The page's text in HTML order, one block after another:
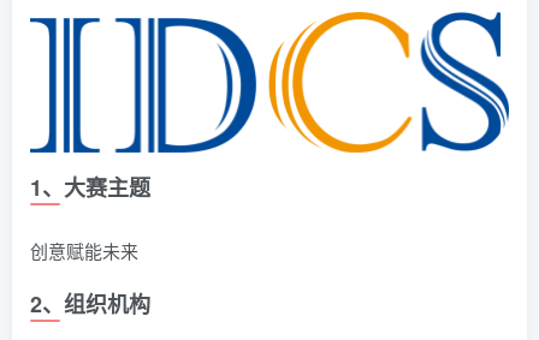
1、大赛主题
创意赋能未来
2、组织机构